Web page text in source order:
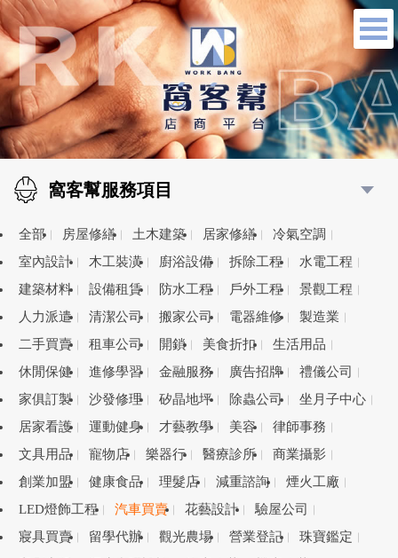
窩客幫服務項目
全部 房屋修繕 土木建築 居家修繕
冷氣空調
室內設計
木工裝潢 廚浴設備 拆除工程
水電工程
建築材料
設備租賃 防水工程 戶外工程
景觀工程
人力派遣
清潔公司 搬家公司 電器維修
製造業
二手買賣
租車公司 開鎖 美食折扣
生活用品
休閒保健
進修學習 金融服務 廣告招牌
禮儀公司
家俱訂製
沙發修理 矽晶地坪 除蟲公司
坐月子中心
居家看護
運動健身 才藝教學 美容
律師事務
文具用品
寵物店 樂器行 醫療診所
商業攝影
創業加盟
健康食品 理髮店 減重諮詢
煙火工廠
LED燈飾工程
汽車買賣 花藝設計
驗屋公司
寢具買賣
留學代辦 觀光農場 營業登記
珠寶鑑定